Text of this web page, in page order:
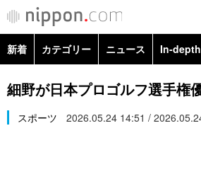
新着 カテゴリー ニュース In-depth
政治・外交
経済・ビジネス
細野が日本プロゴルフ選手権
スポーツ 2026.05.24 14:51 /